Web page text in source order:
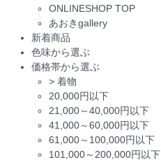
ONLINESHOP TOP
あおきgallery
新着商品
色味から選ぶ
価格帯から選ぶ
> 着物
20,000円以下
21,000～40,000円以下
41,000～60,000円以下
61,000～100,000円以下
101,000～200,000円以下